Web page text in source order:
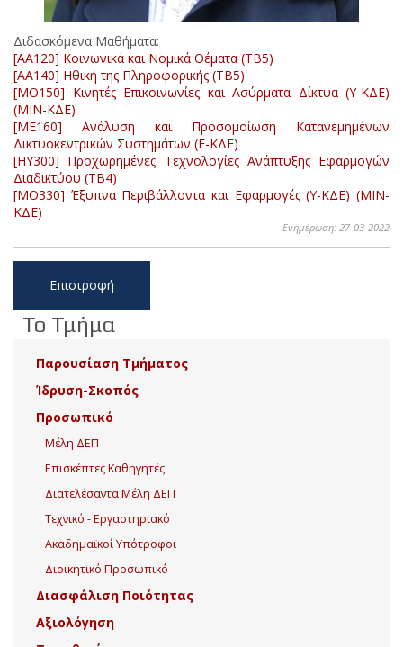
Διδασκόμενα Μαθήματα:
[AA120] Κοινωνικά και Νομικά Θέματα (ΤΒ5)
[AA140] Ηθική της Πληροφορικής (ΤΒ5)
[MO150] Κινητές Επικοινωνίες και Ασύρματα Δίκτυα (Υ-ΚΔΕ)
(ΜΙΝ-ΚΔΕ)
[ME160] Ανάλυση και Προσομοίωση Κατανεμημένων
Δικτυοκεντρικών Συστημάτων (Ε-ΚΔΕ)
[HY300] Προχωρημένες Τεχνολογίες Ανάπτυξης Εφαρμογών
Διαδικτύου (ΤΒ4)
[MO330] Έξυπνα Περιβάλλοντα και Εφαρμογές (Υ-ΚΔΕ) (ΜΙΝ-
ΚΔΕ)
Ενημέρωση: 27-03-2022
Επιστροφή
Το Τμήμα
Παρουσίαση Τμήματος
Ίδρυση-Σκοπός
Προσωπικό
Μέλη ΔΕΠ
Επισκέπτες Καθηγητές
Διατελέσαντα Μέλη ΔΕΠ
Τεχνικό - Εργαστηριακό
Ακαδημαϊκοί Υπότροφοι
Διοικητικό Προσωπικό
Διασφάλιση Ποιότητας
Αξιολόγηση